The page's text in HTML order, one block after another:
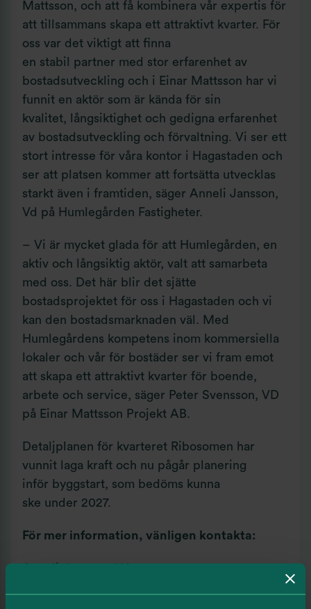
Mattsson, och att få kombinera vår expertis för
att tillsammans skapa ett attraktivt kvarter. För
oss var det viktigt att finna
en stabil partner med stor erfarenhet av
bostadsutveckling och i Einar Mattsson har vi
funnit en aktör som är kända för sin
kvalitet, långsiktighet och gedigna erfarenhet
av bostadsutveckling och förvaltning. Vi ser ett
stort intresse för våra kontor i Hagastaden och
ser att platsen kommer att fortsätta utvecklas
starkt även i framtiden, säger Anneli Jansson,
Vd på Humlegården Fastigheter.
– Vi är mycket glada för att Humlegården, en
aktiv och långsiktig aktör, valt att samarbeta
med oss. Det här blir det sjätte
bostadsprojektet för oss i Hagastaden och vi
kan den bostadsmarknaden väl. Med
Humlegårdens kompetens inom kommersiella
lokaler och vår för bostäder ser vi fram emot
att skapa ett attraktivt kvarter för boende,
arbete och service, säger Peter Svensson, VD
på Einar Mattsson Projekt AB.
Detaljplanen för kvarteret Ribosomen har
vunnit laga kraft och nu pågår planering
inför byggstart, som bedöms kunna
ske under 2027.
För mer information, vänligen kontakta:
Anneli Jansson, Vd